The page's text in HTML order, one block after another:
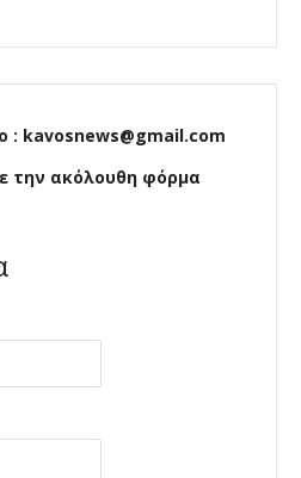
: kavosnews@gmail.com
την ακόλουθη φόρμα